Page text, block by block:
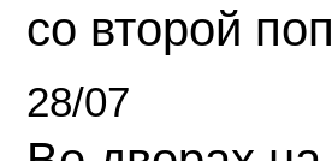
со второй
28/07